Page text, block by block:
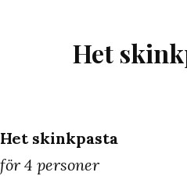
Het
Het skinkpasta
för 4 personer